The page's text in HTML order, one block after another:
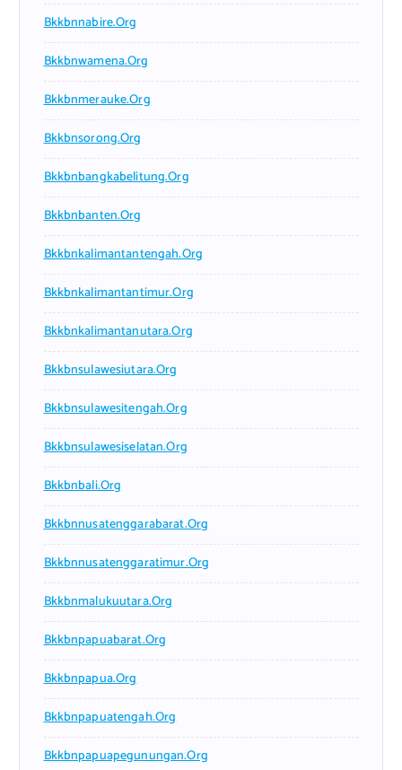
Bkkbnnabire.org
Bkkbnwamena.org
Bkkbnmerauke.org
Bkkbnsorong.org
Bkkbnbangkabelitung.org
Bkkbnbanten.org
Bkkbnkalimantantengah.org
Bkkbnkalimantantimur.org
Bkkbnkalimantanutara.org
Bkkbnsulawesiutara.org
Bkkbnsulawesitengah.org
Bkkbnsulawesiselatan.org
Bkkbnbali.org
Bkkbnnusatenggarabarat.org
Bkkbnnusatenggaratimur.org
Bkkbnmalukuutara.org
Bkkbnpapuabarat.org
Bkkbnpapua.org
Bkkbnpapuatengah.org
Bkkbnpapuapegunungan.org